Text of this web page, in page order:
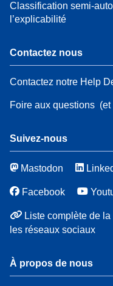
Classification semi-
l’explicabilité
Contactez nous
Contactez notre Help
Foire aux questions (et
Suivez-nous
Mastodon
Facebook
Liste complète de
les réseaux sociaux
À propos de nous